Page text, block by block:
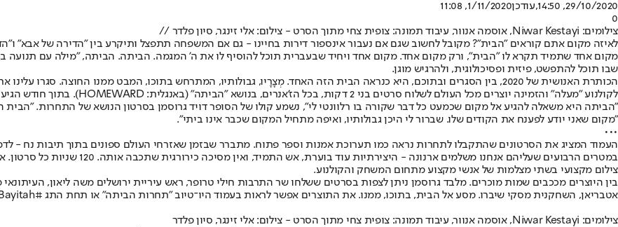
29/10/2020, 14:50
,עודכן1/11/2020, 11:08
0
צילומים: Niwar Kestayi, אוסמה אנוור, עיבוד תמונה: צופית צחי מתוך הסרט - צילום: אלי זינגר, סיון פלדר //
לאיזה מקום אתם קוראים "הבית"? מקובל לחשוב שגם אם נעבור אינספור דירות בחיינו - גם אם המשפחה תתפצל ותיקרע בין "הדירה של אבא"
מקום אחד שתמיד תקרא לו "הבית", ורק מקום אחד. מקום אחד ויחיד שבעברית תוכל להוסיף לו את ה' המגמה. הביתה. הביתה, "מילה עם
שבו תוכל להתפשט, פיזית ופסיכולוגית, ולהרגיש מוגן.
הכותרת האנושית של 2020, בין הסגרים ובתוכם, היא כנראה הבית הזה האחד. מְצָרָיו, גבולותיו, המתרחש בתוכו, המבט ממנו החוצה.
לקולנוע "מעלה" והזמינה יוצרים מכל העולם לשלוח סרטים בני 2 דקות, בכל הז'אנרים, בנושא "הביתה" (באנגלית: HOMEWARD). בתוך חודש הגיעו יותר מ־500 סרטים. 500 מבטים מרתקים על בית.
"הביתה היא משאלה להגיע אל מקום שכמעט כל דבר שקורה בו רלוונטי לי", נשמע קולו של הסופר דויד גרוסמן בסרטון הנושא של התחרות. "הבית
"מקום שאני יודע לפענח את הקודים שלו. שברור לי היכן גבולותיו, ואיפה מתחיל המקום שכבר אינו ביתי".
•••
העמוד המציג את הסרטונים שהתקבלו לתחרות נראה כמו תערוכת אמנות וספר פתוח. מתברר שבזמן שאזרחי העולם ספונים בתוך תיבות נח -
במטרים הרבועים שעליהם אנחנו משלמים
צילום מקצועי בשתי מצלמות של אנשי מקצוע מתחום המשחק והקולנוע.
בין היוצרים מככבים שמות מוכרים. מלבד גרוסמן ניתן לצפות בסרטים ששלחו שר התרבות חילי טרופר, ראש עיריית ירושלים משה ליאון,
אטבריאן, השחקנית מסקי שיברו. מסע אל הבית, בתוכו, ממנו. את התוצרים אפשר לראות בעמוד היו־טיוב "תחרות הביתה" או תחת התג #HaBayitah ביו־טיוב.
צילומים: Niwar Kestayi, אוסמה אנוור, עיבוד תמונה: צופית צחי מתוך הסרט - צילום: אלי זינגר, סיון פלדר